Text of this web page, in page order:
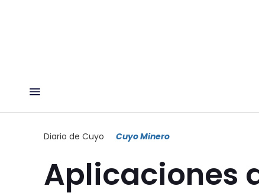
Diario de Cuyo Cuyo Minero
Aplicaciones